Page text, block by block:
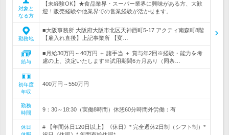
対象と
なる方
【未経験OK】★食品業界・スーパー業界に興味がある方、大歓
迎！販売経験や他業界での営業経験が活かせます。
勤務地
■大阪事務所 大阪府大阪市北区天神西町5-17 アクティ南森町8階
【雇入れ直後】上記事業所 【変…
給与
■月給30万円～40万円 ＋ 諸手当 ＋ 賞与年2回※経験・能力を考
慮の上、決定いたします※試用期間6カ月あり（同条…
初年度
年収
400万円～550万円
勤務
時間
9：30～18:30（実働8時間）休憩60分時間外労働：有
休日
# 【年間休日120日以上】《休日》* 完全週休2日制（シフト制）*